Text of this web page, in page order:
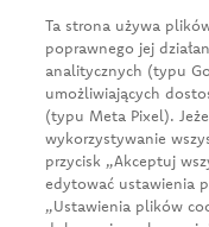
e-mail:firma@cedc.com
KRS: 0000051098
NIP: 526-020-93-95
News
About us
Ta strona używa
poprawnego jej
analitycznych (typu
umożliwiających
(typu Meta Pixel).
wykorzystywanie
przycisk „Akceptuj
edytować ustawienia
„Ustawienia plików